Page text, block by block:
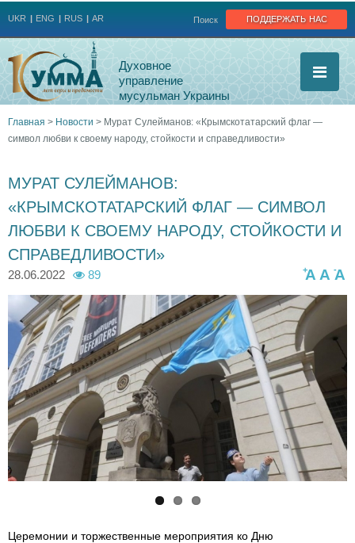
поддержать нас
Поиск
UKR ENG RUS AR
Духовное
управление
мусульман Украины
Вы
здесь
Главная > Новости > Мурат Сулейманов: «Крымскотатарский флаг —
символ любви к своему народу, стойкости и справедливости»
МУРАТ СУЛЕЙМАНОВ:
«КРЫМСКОТАТАРСКИЙ ФЛАГ — СИМВОЛ
ЛЮБВИ К СВОЕМУ НАРОДУ, СТОЙКОСТИ И
СПРАВЕДЛИВОСТИ»
28.06.2022 89 -A
A
+A
p
h
o
t
p
h
o
t
p
h
o
t
Церемонии и торжественные мероприятия ко Дню